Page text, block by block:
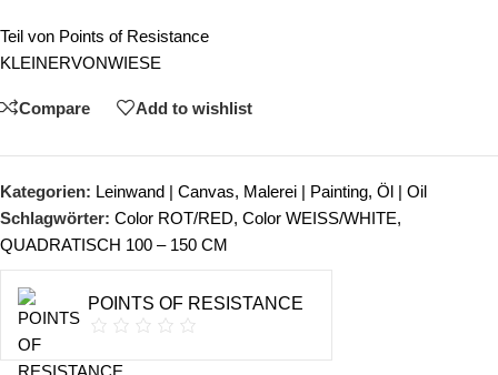
Teil von Points of Resistance
KLEINERVONWIESE
Compare Add to wishlist
Kategorien: Leinwand | Canvas, Malerei | Painting, Öl | Oil
Schlagwörter: Color ROT/RED, Color WEISS/WHITE,
QUADRATISCH 100 – 150 CM
POINTS OF RESISTANCE